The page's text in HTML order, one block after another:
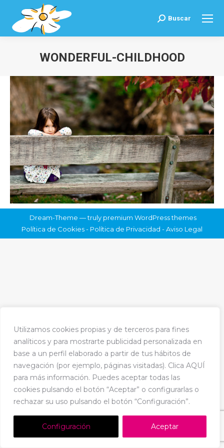
Utilizamos cookies propias y de terceros para fines
analíticos y para mostrarte publicidad personalizada en
base a un perfil elaborado a partir de tus hábitos de
navegación (por ejemplo, páginas visitadas). Clica AQUÍ
para más información. Puedes aceptar todas las
cookies pulsando el botón “Aceptar” o configurarlas o
rechazar su uso pulsando el botón “Configuración”.
Configuración Aceptar
Buscar:
Buscar
WONDERFUL-CHILDHOOD
Dream-Theme — truly premium WordPress themes
Política de Cookies- Política de Privacidad -Aviso Legal